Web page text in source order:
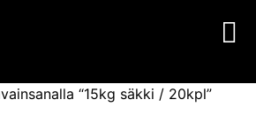
“15kg säkki / 20kpl”